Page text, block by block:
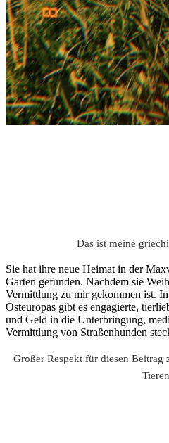
Das ist meine
Sie hat ihre neue Heimat in der
Garten gefunden. Nachdem sie
Vermittlung zu mir gekommen ist.
Osteuropas gibt es engagierte,
und Geld in die Unterbringung,
Vermittlung von Straßenhunden
Großer Respekt für diesen